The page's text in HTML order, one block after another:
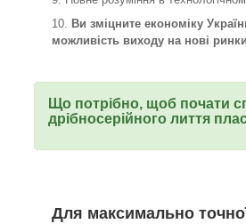
Ви зміцните економіку
можливість виходу на нові
Що потрібно, щоб почати
дрібносерійного лиття
Для максимально точної